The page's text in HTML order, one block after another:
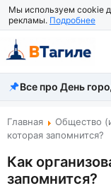
Мы используем cookie
рекламы. Подробнее
Все новости
Происшествия
Власть
Все про День
Главная Общество
которая запомнится?
Как
запомнится?